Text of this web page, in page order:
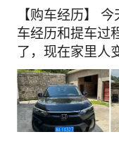
【购车经历】
车经历和提车过
了，现在家里人
出去玩就打算换
SUV车型，预算
好几款热门车型
般，内饰也有点